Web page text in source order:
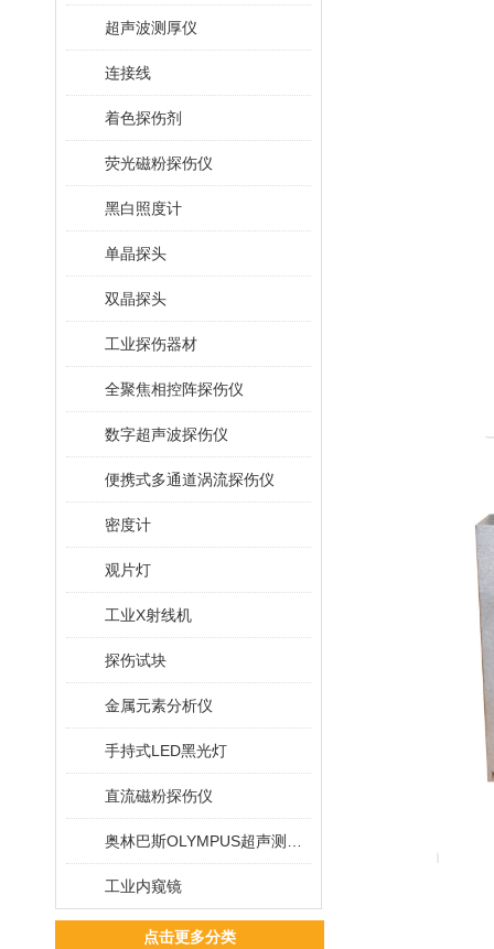
超声波测厚仪
连接线
着色探伤剂
荧光磁粉探伤仪
黑白照度计
单晶探头
双晶探头
工业探伤器材
全聚焦相控阵探伤仪
数字超声波探伤仪
便携式多通道涡流探伤仪
密度计
观片灯
工业X射线机
探伤试块
金属元素分析仪
手持式LED黑光灯
直流磁粉探伤仪
工业内窥镜
点击更多分类